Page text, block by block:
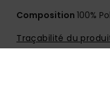
Composition100%
Traçabilité du